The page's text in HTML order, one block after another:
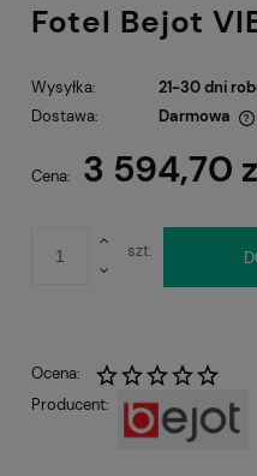
Fotel Bejot
Wysyłka:
21-30 dni
Dostawa:
Darmowa
Cena: 3 594,70
szt.
Ocena:
Producent: